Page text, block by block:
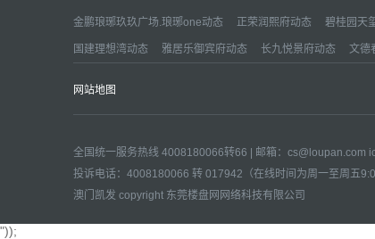
金鹏琅琊玖玖广场.琅琊one动态 正荣润熙府动态 碧桂园天
国建理想湾动态 雅居乐御宾府动态 长九悦景府动态 文德
网站地图
全国统一服务热线 4008180066转66 | 邮箱： cs@loupan.com
投诉电话：4008180066 转 017942（在线时间为周一至周五
澳门凯发 copyright 东莞楼盘网网络科技有限公司
"));